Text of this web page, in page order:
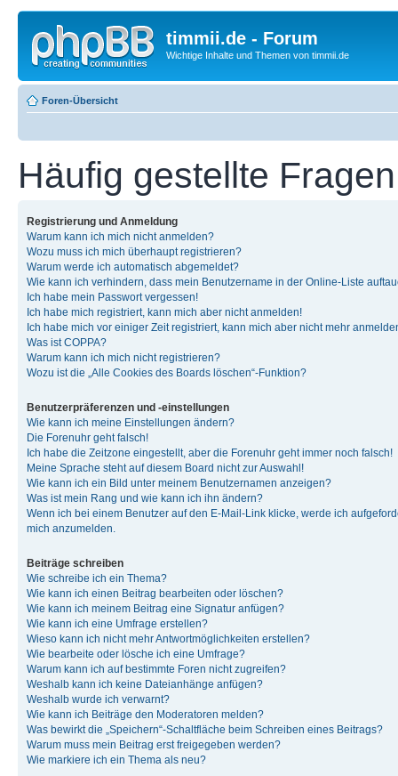
timmii.de - Forum
Wichtige Inhalte und Themen von timmii.de
Foren-Übersicht
Häufig gestellte Fragen
Registrierung und Anmeldung
Warum kann ich mich nicht anmelden?
Wozu muss ich mich überhaupt registrieren?
Warum werde ich automatisch abgemeldet?
Wie kann ich verhindern, dass mein Benutzername in der Online-Liste
Ich habe mein Passwort vergessen!
Ich habe mich registriert, kann mich aber nicht anmelden!
Ich habe mich vor einiger Zeit registriert, kann mich aber nicht mehr
Was ist COPPA?
Warum kann ich mich nicht registrieren?
Wozu ist die „Alle Cookies des Boards löschen“-Funktion?
Benutzerpräferenzen und -einstellungen
Wie kann ich meine Einstellungen ändern?
Die Forenuhr geht falsch!
Ich habe die Zeitzone eingestellt, aber die Forenuhr geht immer noch falsch!
Meine Sprache steht auf diesem Board nicht zur Auswahl!
Wie kann ich ein Bild unter meinem Benutzernamen anzeigen?
Was ist mein Rang und wie kann ich ihn ändern?
Wenn ich bei einem Benutzer auf den E-Mail-Link klicke, werde ich
mich anzumelden.
Beiträge schreiben
Wie schreibe ich ein Thema?
Wie kann ich einen Beitrag bearbeiten oder löschen?
Wie kann ich meinem Beitrag eine Signatur anfügen?
Wie kann ich eine Umfrage erstellen?
Wieso kann ich nicht mehr Antwortmöglichkeiten erstellen?
Wie bearbeite oder lösche ich eine Umfrage?
Warum kann ich auf bestimmte Foren nicht zugreifen?
Weshalb kann ich keine Dateianhänge anfügen?
Weshalb wurde ich verwarnt?
Wie kann ich Beiträge den Moderatoren melden?
Was bewirkt die „Speichern“-Schaltfläche beim Schreiben eines Beitrags?
Warum muss mein Beitrag erst freigegeben werden?
Wie markiere ich ein Thema als neu?